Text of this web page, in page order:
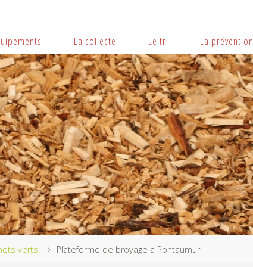
La collecte Le tri La prévention
verts Plateforme de broyage à Pontaumur